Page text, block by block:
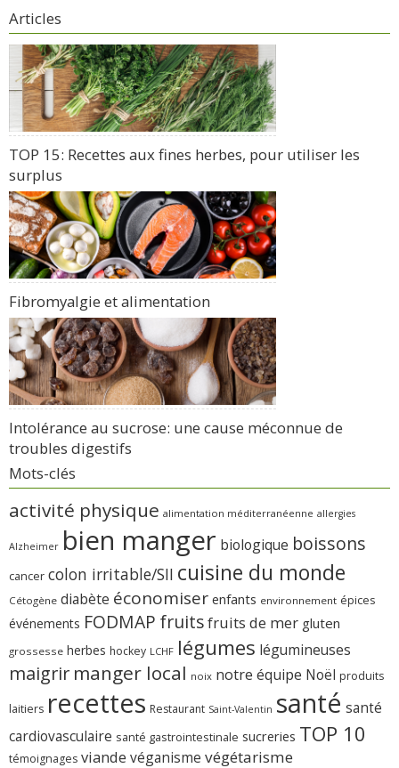
Articles
TOP 15: Recettes aux fines herbes, pour utiliser les
surplus
Fibromyalgie et alimentation
Intolérance au sucrose: une cause méconnue de
troubles digestifs
Mots-clés
activité physique alimentation méditerranéenne allergies
Alzheimer bien manger biologique boissons
cancer colon irritable/SII cuisine du monde
Cétogène diabète économiser enfants environnement épices
événements FODMAP fruitsfruits de mer gluten
grossesse herbes hockey LCHF légumes légumineuses
maigrir manger local noix notre équipe Noël produits
laitiers recettes Restaurant Saint-Valentin santé santé
cardiovasculaire santé gastrointestinale sucreries TOP 10
témoignages viande véganisme végétarisme